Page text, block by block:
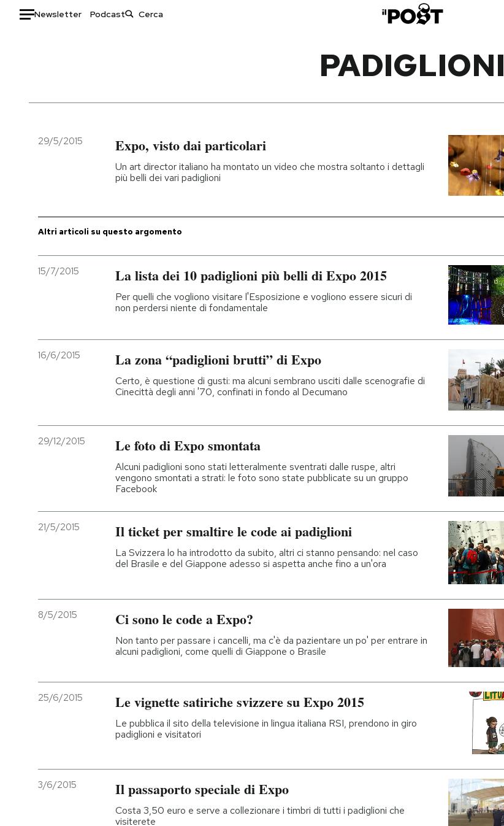
Newsletter Podcast
Italia
Politica
Economia
Moda
Ok Boomer!
Altrecose
NEWSLETTER
I MIEI PREFERITI
Entra
PADIGLIONI
29/5/2015 Expo, visto dai particolari
Un art director italiano ha montato un video che mostra soltanto i dettagli
più belli dei vari padiglioni
Altri articoli su questo argomento
15/7/2015 La lista dei 10 padiglioni più belli di Expo 2015
Per quelli che vogliono visitare l'Esposizione e vogliono essere sicuri di
non perdersi niente di fondamentale
16/6/2015 La zona “padiglioni brutti” di Expo
Certo, è questione di gusti: ma alcuni sembrano usciti dalle scenografie di
Cinecittà degli anni '70, confinati in fondo al Decumano
29/12/2015 Le foto di Expo smontata
Alcuni padiglioni sono stati letteralmente sventrati dalle ruspe, altri
vengono smontati a strati: le foto sono state pubblicate su un gruppo
Facebook
21/5/2015 Il ticket per smaltire le code ai padiglioni
La Svizzera lo ha introdotto da subito, altri ci stanno pensando: nel caso
del Brasile e del Giappone adesso si aspetta anche fino a un'ora
8/5/2015 Ci sono le code a Expo?
Non tanto per passare i cancelli, ma c'è da pazientare un po' per entrare in
alcuni padiglioni, come quelli di Giappone o Brasile
25/6/2015 Le vignette satiriche svizzere su Expo 2015
Le pubblica il sito della televisione in lingua italiana RSI, prendono in giro
padiglioni e visitatori
3/6/2015 Il passaporto speciale di Expo
Costa 3,50 euro e serve a collezionare i timbri di tutti i padiglioni che
visiterete